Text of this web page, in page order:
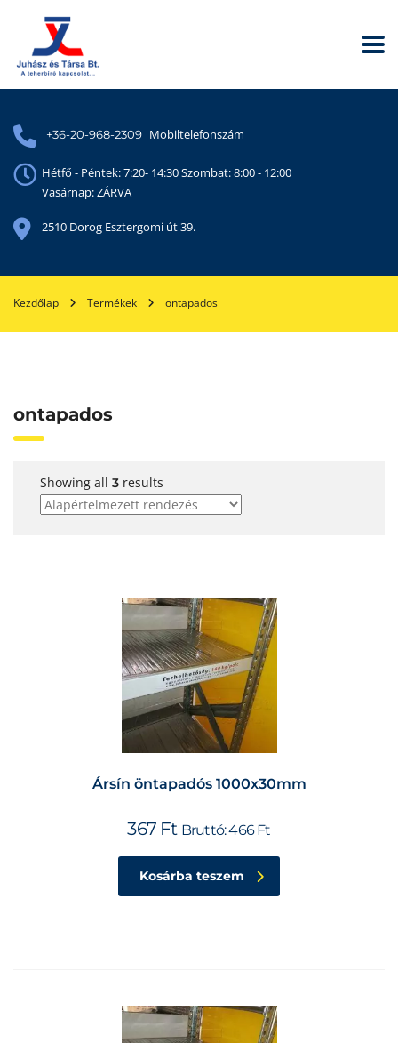
+36-20-968-2309 Mobiltelefonszám
Hétfő - Péntek: 7:20- 14:30 Szombat: 8:00 - 12:00
Vasárnap: ZÁRVA
2510 Dorog Esztergomi út 39.
Kezdőlap Termékek ontapados
ontapados
Showing all 3 results
Ársín öntapadós 1000x30mm
367 Ft Bruttó:466Ft
Kosárba teszem